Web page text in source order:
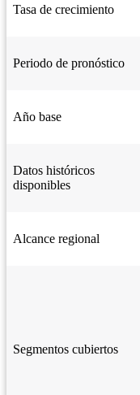
Tasa de crecimiento
Periodo de pronóstico
Año base
Datos históricos
disponibles
Alcance regional
Segmentos cubiertos